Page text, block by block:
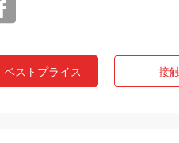
ベストプライス 接触